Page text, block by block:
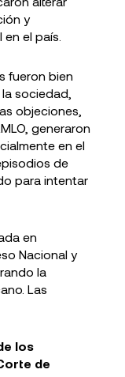
y
el país.
fueron bien
sociedad,
objeciones,
generaron
en el
de
para intentar
en
Nacional y
la
Las
los
de